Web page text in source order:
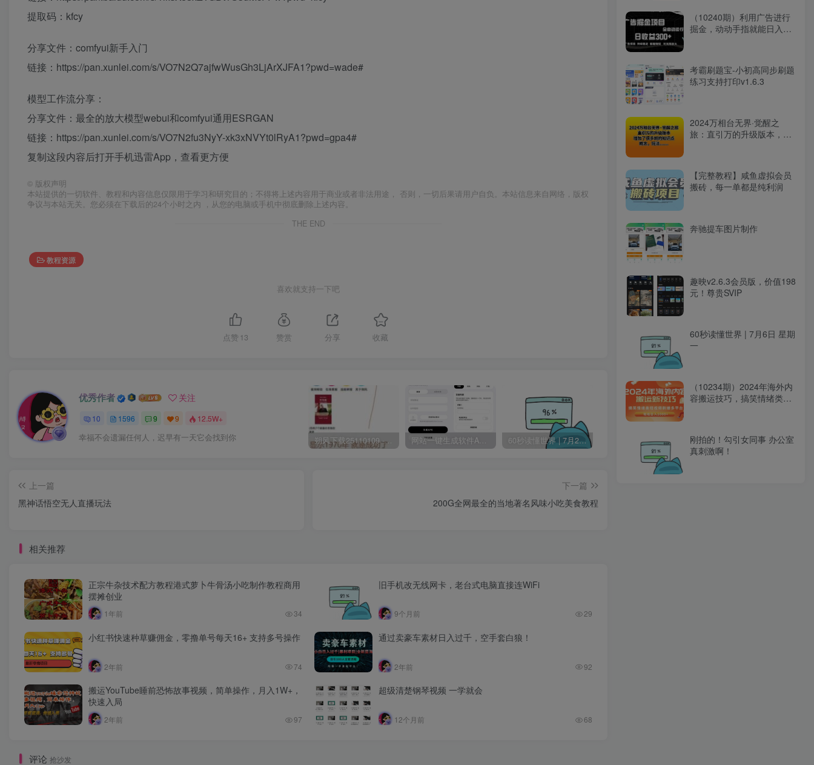
提取码：kfcy
分享文件：comfyui新手入门
链接：https://pan.xunlei.com/s/VO7N2Q7ajfwWusGh3LjArXJFA1?pwd=wade#
模型工作流分享：
分享文件：最全的放大模型webui和comfyui通用ESRGAN
链接：https://pan.xunlei.com/s/VO7N2fu3NyY-xk3xNVYt0lRyA1?pwd=gpa4#
复制这段内容后打开手机迅雷App，查看更方便
© 版权声明
本站提供的一切软件、教程和内容信息仅限用于学习和研究目的；不得将上述内容用于商业或者非法用途， 否则，一切后果请用户自负。本站信息来自网络，版权
争议与本站无关。您必须在下载后的24个小时之内 ，从您的电脑或手机中彻底删除上述内容。
THE END
教程资源
喜欢就支持一下吧
点赞 13 赞赏 分享 收藏
优秀作者 关注
10 1596 9 9 12.5W+
幸福不会遗漏任何人，迟早有一天它会找到你 朔风下载25110109 -磁力下载神器-去VIP限制版本 网站一键生成软件APP 完美版 同时支持打包html文件 60秒读懂世界 | 7月24日 星期五 Skype 网络通信工具 v8.136.76.203 便携版
上一篇
黑神话悟空无人直播玩法
下一篇
200G全网最全的当地著名风味小吃美食教程
相关推荐
正宗牛杂技术配方教程港式萝卜牛骨汤小吃制作教程商用
摆摊创业
1年前 34
旧手机改无线网卡，老台式电脑直接连WiFi
9个月前 29
小红书快速种草赚佣金，零撸单号每天16+ 支持多号操作
2年前 74
通过卖豪车素材日入过千，空手套白狼！
2年前 92
搬运YouTube睡前恐怖故事视频，简单操作，月入1W+，
快速入局
2年前 97
超级清楚钢琴视频 一学就会
12个月前 68
评论 抢沙发
（10240期）利用广告进行
掘金，动动手指就能日入
考霸刷题宝-小初高同步刷题
练习支持打印v1.6.3
2024万相台无界·觉醒之
旅：直引万的升级版本，增
【完整教程】咸鱼虚拟会员
搬砖，每一单都是纯利润
奔驰提车图片制作
趣映v2.6.3会员版，价值198
元！尊贵SVIP
60秒读懂世界 | 7月6日 星期
一
（10234期）2024年海外内
容搬运技巧，搞笑情绪类短
刚拍的！勾引女同事 办公室
真刺激啊！